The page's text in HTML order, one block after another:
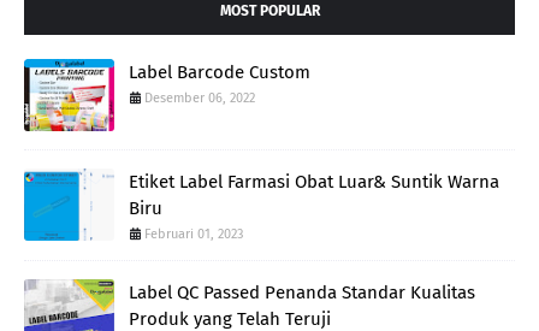
MOST POPULAR
Label Barcode Custom
Desember 06, 2022
Etiket Label Farmasi Obat Luar& Suntik Warna
Biru
Februari 01, 2023
Label QC Passed Penanda Standar Kualitas
Produk yang Telah Teruji